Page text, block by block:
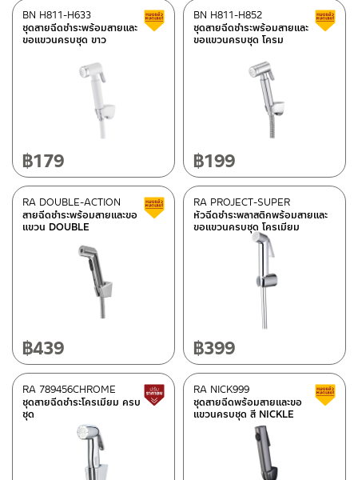
ชุดสายฉีดชำระพร้อมสายและ
ขอแขวนครบชุด ขาว
BN H811-H633 สินค้าลดราคา เคลียร์สต็อก
฿179
ชุดสายฉีดชำระพร้อมสายและ
ขอแขวนครบชุด โครม
BN H811-H852
฿199
สายฉีดชำระพร้อมสายและขอ
แขวน DOUBLE
RA DOUBLE-ACTION สินค้าลดราคา เคลียร์สต็อก
฿439
หัวฉีดชำระพลาสติกพร้อมสายและ
ขอแขวนครบชุด โครเมียม
RA PROJECT-SUPER
฿399
ชุดสายฉีดชำระโครเมียม ครบ
ชุด
RA 789456CHROME สินค้าปรับราคาลดลง
ชุดสายฉีดพร้อมสายและขอ
แขวนครบชุด สี NICKLE
RA NICK999